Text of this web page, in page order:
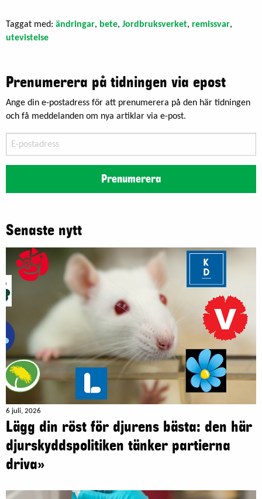
Taggat med: ändringar, bete, Jordbruksverket, remissvar,
utevistelse
Prenumerera på tidningen via epost
Ange din e-postadress för att prenumerera på den här tidningen
och få meddelanden om nya artiklar via e-post.
postadress
Prenumerera
Senaste nytt
6 juli, 2026
Lägg din röst för djurens bästa: den här
djurskyddspolitiken tänker partierna
driva»